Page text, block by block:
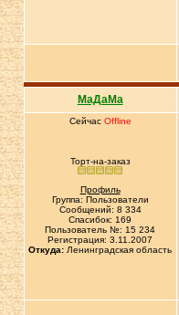
МаДаМа
Сейчас Offline
Торт-на-заказ
Профиль
Группа: Пользователи
Сообщений: 8 334
Спасибок: 169
Пользователь №: 15 234
Регистрация: 3.11.2007
Откуда: Ленинградская область